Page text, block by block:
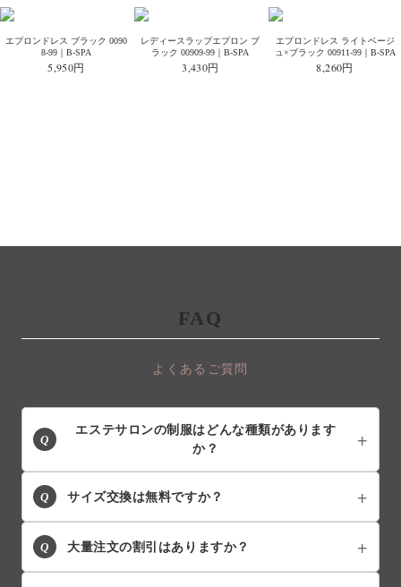
エプロンドレス ブラック 0090
8-99｜B-SPA
5,950円
レディースラップエプロン ブ
ラック 00909-99｜B-SPA
3,430円
エプロンドレス ライトベージ
ュ×ブラック 00911-99｜B-SPA
8,260円
FAQ
よくあるご質問
Q
エステサロンの制服はどんな種類があります
か？
Q サイズ交換は無料ですか？
Q 大量注文の割引はありますか？